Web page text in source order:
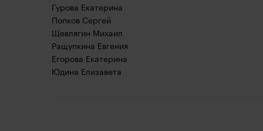
Гурова Екатерина
Попков Сергей
Щевлягин Михаил
Ращупкина Евгения
Егорова Екатерина
Юдина Елизавета